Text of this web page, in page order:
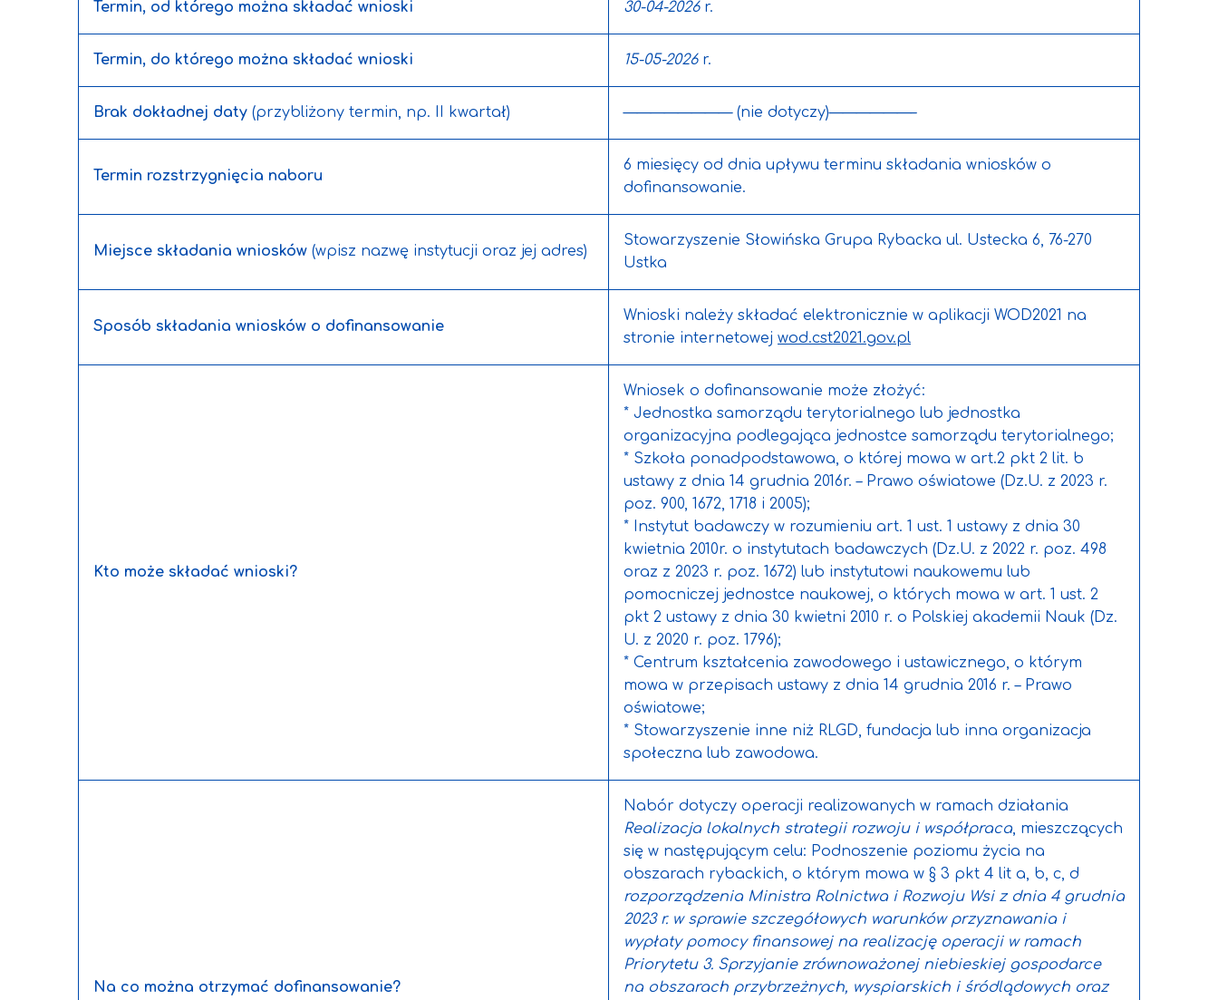
Termin, od którego można składać wnioski 30-04-2026r.
Termin, do którego można składać wnioski 15-05-2026r.
Brak dokładnej daty (przybliżony termin, np. II kwartał) ———————— (nie dotyczy)——————–
Termin rozstrzygnięcia naboru
6 miesięcy od dnia upływu terminu składania wniosków o
dofinansowanie.
Miejsce składania wniosków (wpisz nazwę instytucji oraz jej adres)
Stowarzyszenie Słowińska Grupa Rybacka ul. Ustecka 6, 76-270
Ustka
Sposób składania wniosków o dofinansowanie
Wnioski należy składać elektronicznie w aplikacji WOD2021 na
stronie internetowej wod.cst2021.gov.pl
Kto może składać wnioski?
Wniosek o dofinansowanie może złożyć:
* Jednostka samorządu terytorialnego lub jednostka
organizacyjna podlegająca jednostce samorządu terytorialnego;
* Szkoła ponadpodstawowa, o której mowa w art.2 pkt 2 lit. b
ustawy z dnia 14 grudnia 2016r. – Prawo oświatowe (Dz.U. z 2023 r.
poz. 900, 1672, 1718 i 2005);
* Instytut badawczy w rozumieniu art. 1 ust. 1 ustawy z dnia 30
kwietnia 2010r. o instytutach badawczych (Dz.U. z 2022 r. poz. 498
oraz z 2023 r. poz. 1672) lub instytutowi naukowemu lub
pomocniczej jednostce naukowej, o których mowa w art. 1 ust. 2
pkt 2 ustawy z dnia 30 kwietni 2010 r. o Polskiej akademii Nauk (Dz.
U. z 2020 r. poz. 1796);
* Centrum kształcenia zawodowego i ustawicznego, o którym
mowa w przepisach ustawy z dnia 14 grudnia 2016 r. – Prawo
oświatowe;
* Stowarzyszenie inne niż RLGD, fundacja lub inna organizacja
społeczna lub zawodowa.
Na co można otrzymać dofinansowanie?
Nabór dotyczy operacji realizowanych w ramach działania
Realizacja lokalnych strategii rozwoju i współpraca, mieszczących
się w następującym celu: Podnoszenie poziomu życia na
obszarach rybackich, o którym mowa w § 3 pkt 4 lit a, b, c, d
rozporządzenia Ministra Rolnictwa i Rozwoju Wsi z dnia 4 grudnia
2023 r. w sprawie szczegółowych warunków przyznawania i
wypłaty pomocy finansowej na realizację operacji w ramach
Priorytetu 3. Sprzyjanie zrównoważonej niebieskiej gospodarce
na obszarach przybrzeżnych, wyspiarskich i śródlądowych oraz